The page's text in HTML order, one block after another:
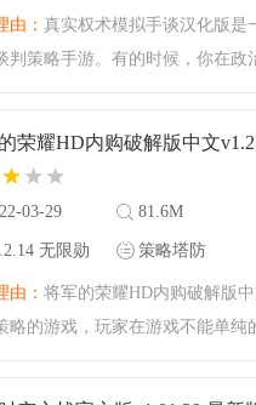
由： 真实权术模拟手谈汉化版是
判策略手游。有的时候，你在政
斗争是否胜利，完全汉化的最新
03-29 81.6M
无限勋
策略塔防
由： 将军的荣耀HD内购破解版
略的游戏，玩家在游戏不能单纯
一步都关系到军队能否胜利，能